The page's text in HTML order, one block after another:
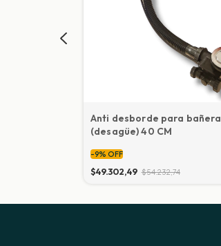
Anti desborde para bañera
(desagüe) 40 CM
-9% OFF
$49.302,49 $54.232,74